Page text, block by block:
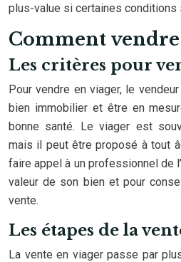
plus-value si certaines conditions
Comment vendre
Les critères pour
Pour vendre en viager, le
bien immobilier et être en
bonne santé. Le viager est
mais il peut être proposé à tout
faire appel à un professionnel de
valeur de son bien et pour
vente.
Les étapes de la
La vente en viager passe par